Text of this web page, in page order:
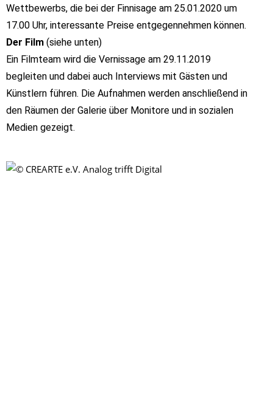
Wettbewerbs, die bei der Finnisage am 25.01.2020 um
17.00 Uhr, interessante Preise entgegennehmen können.
Der Film (siehe unten)
Ein Filmteam wird die Vernissage am 29.11.2019
begleiten und dabei auch Interviews mit Gästen und
Künstlern führen. Die Aufnahmen werden anschließend in
den Räumen der Galerie über Monitore und in sozialen
Medien gezeigt.